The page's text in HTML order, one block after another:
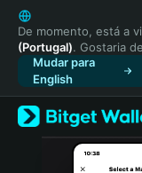
English
日本語
Tiếng Việt
Русский
Español
Türkçe
Italiano
De momento, está a
(Portugal). Gostaria
Mudar para
English